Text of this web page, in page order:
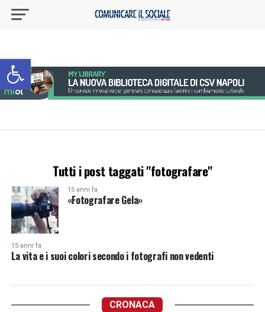
Apri la barra degli strumenti
Tutti i post taggati "fotografare"
15 anni fa
«Fotografare Gela»
15 anni fa
La vita e i suoi colori secondo i fotografi non vedenti
CRONACA